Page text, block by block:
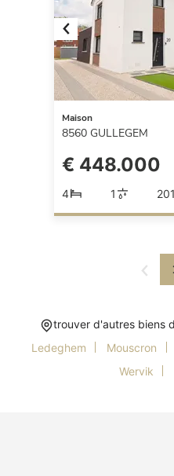
Previous
Maison
8560 GULLEGEM
€ 448.000
4 1
trouver d'autres biens
Ledeghem
Mouscron
Wervik